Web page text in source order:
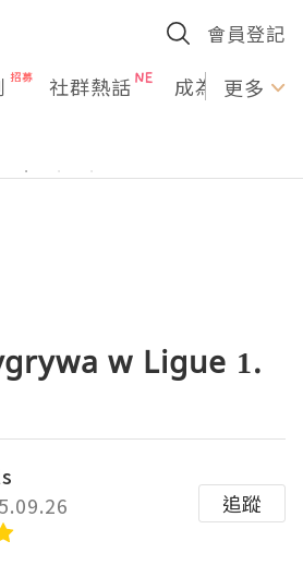
會員登記
社群熱話 成為U更多
w Ligue 1.
追蹤